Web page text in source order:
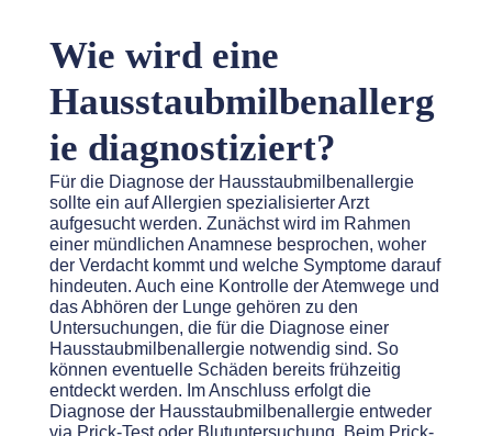
Wie wird eine
Hausstaubmilbenallerg
ie diagnostiziert?
Für die Diagnose der Hausstaubmilbenallergie
sollte ein auf Allergien spezialisierter Arzt
aufgesucht werden. Zunächst wird im Rahmen
einer mündlichen Anamnese besprochen, woher
der Verdacht kommt und welche Symptome darauf
hindeuten. Auch eine Kontrolle der Atemwege und
das Abhören der Lunge gehören zu den
Untersuchungen, die für die Diagnose einer
Hausstaubmilbenallergie notwendig sind. So
können eventuelle Schäden bereits frühzeitig
entdeckt werden. Im Anschluss erfolgt die
Diagnose der Hausstaubmilbenallergie entweder
via Prick-Test oder Blutuntersuchung. Beim Prick-